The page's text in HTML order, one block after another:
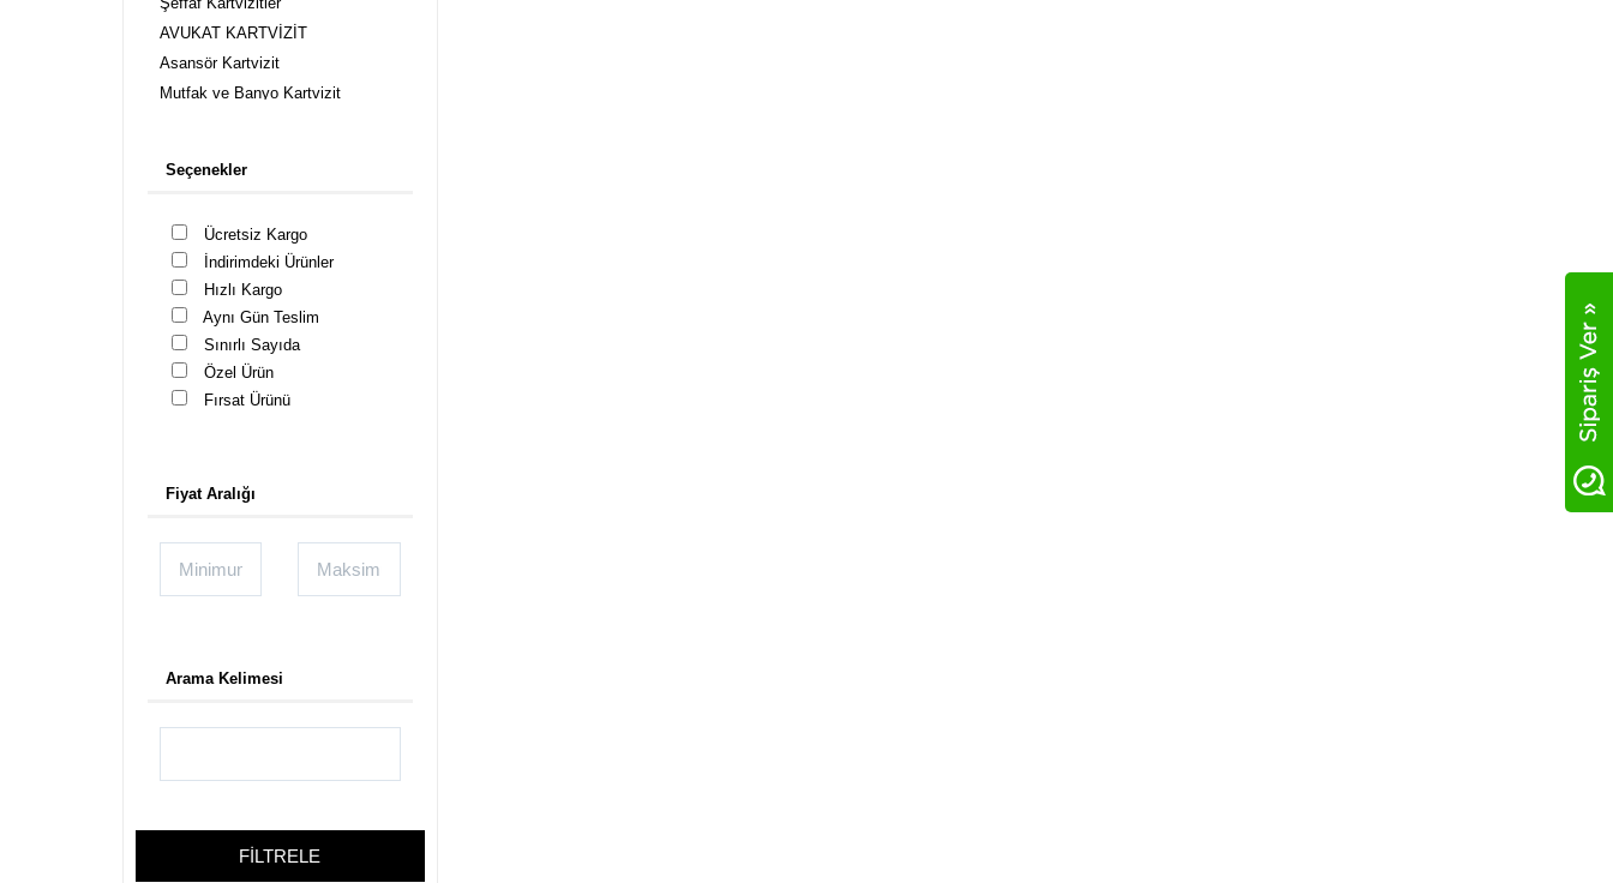
AVUKAT KARTVİZİT
Asansör Kartvizit
Mutfak ve Banyo Kartvizit
Cafe Kartvizitleri
Çiçek Peyzaj Kartvizit
Danışmanlık Kartvizitleri
Diş Hekimi Kartvizit
Doktor Kartvizit
Eczane Kartvizitleri
Emlak Kartvizitleri
İş Güvenlik Uzmanı Kartvizit
Bijuteri Kartvizit
Medikal Kartvizitleri
Özel Ders Kartvizitleri
Rent A Car Kartvizit
Taksi Kartvizit
Seçenekler
Ücretsiz Kargo
İndirimdeki Ürünler
Hızlı Kargo
Aynı Gün Teslim
Sınırlı Sayıda
Özel Ürün
Fırsat Ürünü
Fiyat Aralığı
Arama Kelimesi
FİLTRELE